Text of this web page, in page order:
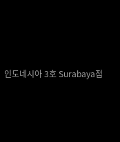
인도네시아 3호 Surabaya점